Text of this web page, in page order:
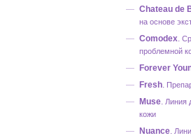
Chateau de
на основе
Comodex.
проблемной
Forever
Fresh.
Muse. Линия
кожи
Nuance.